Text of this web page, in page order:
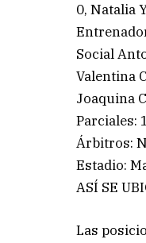
0, Natalia
Social
Valentina
Joaquina
Parciales:
Árbitros:
Estadio:
ASÍ SE
Las